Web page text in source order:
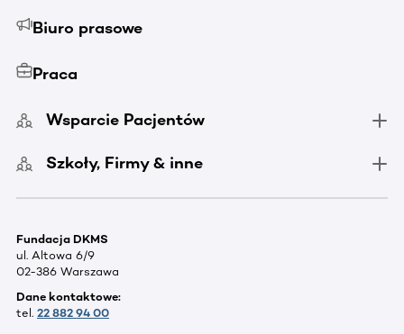
Biuro prasowe
Praca
Wsparcie Pacjentów
Szkoły, Firmy & inne
Fundacja DKMS
ul. Altowa 6/9
02-386 Warszawa
Dane kontaktowe:
tel. 22 882 94 00